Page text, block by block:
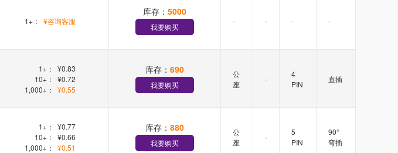
1+： ¥咨询客服
库存： 5000
我要购买
- - - -
1+：
¥0.83
10+：
¥0.72
1,000+：
¥0.55
库存： 690
我要购买
公
座
-
4
PIN
直插
1+：
¥0.77
10+：
¥0.66
1,000+：
¥0.51
库存： 880
我要购买
公
座
-
5
PIN
90°
弯插